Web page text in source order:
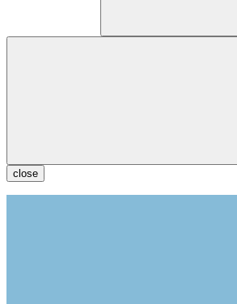
close